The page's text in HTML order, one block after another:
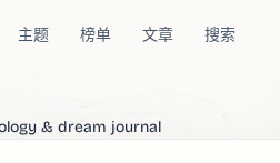
主题 榜单 文章 搜索
& dream journal